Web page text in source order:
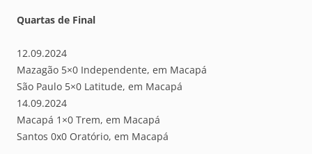
Quartas de Final
12.09.2024
Mazagão 5×0 Independente, em Macapá
São Paulo 5×0 Latitude, em Macapá
14.09.2024
Macapá 1×0 Trem, em Macapá
Santos 0x0 Oratório, em Macapá